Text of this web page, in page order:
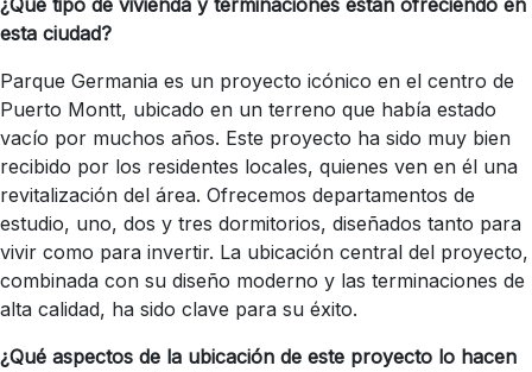
¿Qué tipo de vivienda y terminaciones están ofreciendo en
esta ciudad?
Parque Germania es un proyecto icónico en el centro de
Puerto Montt, ubicado en un terreno que había estado
vacío por muchos años. Este proyecto ha sido muy bien
recibido por los residentes locales, quienes ven en él una
revitalización del área. Ofrecemos departamentos de
estudio, uno, dos y tres dormitorios, diseñados tanto para
vivir como para invertir. La ubicación central del proyecto,
combinada con su diseño moderno y las terminaciones de
alta calidad, ha sido clave para su éxito.
¿Qué aspectos de la ubicación de este proyecto lo hacen